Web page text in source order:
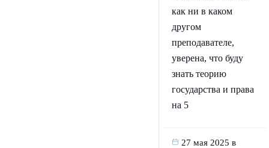
как ни в каком
другом
преподавателе,
уверена, что буду
знать теорию
государства и права
на 5
27 мая 2025 в